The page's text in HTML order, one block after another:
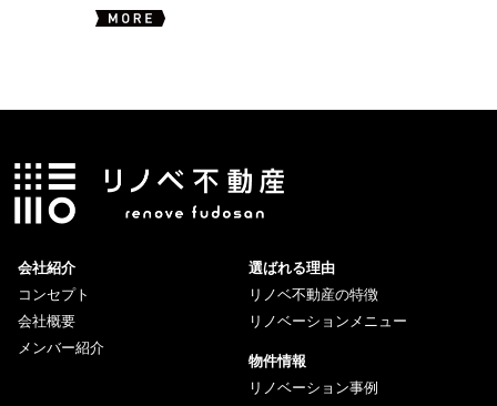
会社紹介
コンセプト
会社概要
メンバー紹介
選ばれる理由
リノベ不動産の特徴
リノベーションメニュー
物件情報
リノベーション事例